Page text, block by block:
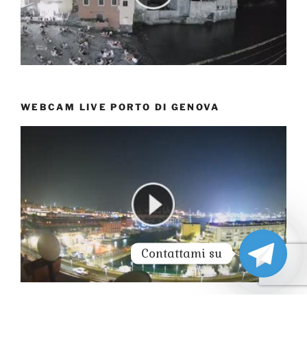
WEBCAM LIVE PORTO DI GENOVA
Contattami su